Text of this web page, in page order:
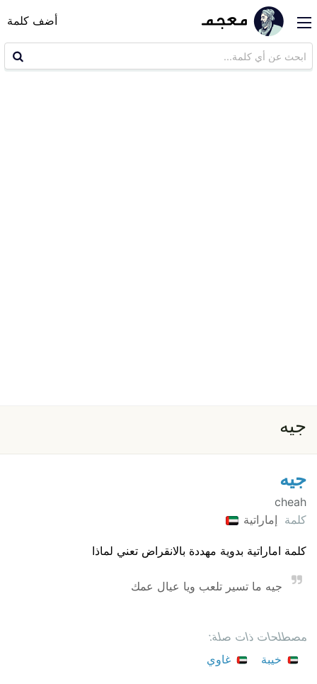
أضف كلمة
جيه
جيه
cheah
كلمة إماراتية
كلمة اماراتية بدوية مهددة بالانقراض تعني لماذا
جيه ما تسير تلعب ويا عيال عمك
مصطلحات ذات صلة:
خيبة
غاوي